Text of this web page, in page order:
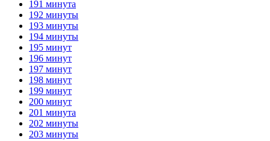
191 минута
192 минуты
193 минуты
194 минуты
195 минут
196 минут
197 минут
198 минут
199 минут
200 минут
201 минута
202 минуты
203 минуты